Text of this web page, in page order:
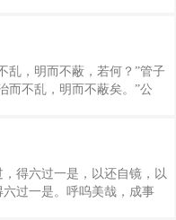
。此稽不远，日用其德。
人不能固。其往不复，其
；炎帝封泰山，禅云云；黄
封泰山，禅云云；帝喾封泰
禅云云；舜封泰山，禅云
汤封泰山，禅云云；周成王
然后得封禅。”桓公曰：“寡
召陵，登熊耳山以望江汉。
六，九合诸侯，一匡天下，
乱，明而不蔽，若何？”管子
而不乱，明而不蔽矣。”公
“吾欲行广仁大义，以利天
曰：“诛暴禁非，存亡继绝，
矣。”公曰：“吾闻之也，夫
必有战胜之器、攻取之数，
罪。”公曰：“请问战胜之
得六过一是，以还自镜，以
过一是。呼呜美哉，成事